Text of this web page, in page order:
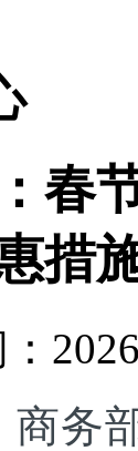
春
措
商务